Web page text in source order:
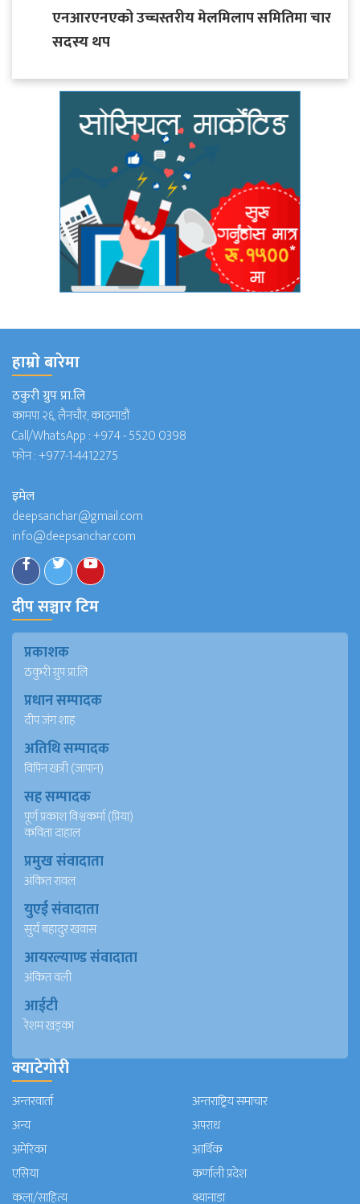
एनआरएनएको उच्चस्तरीय मेलमिलाप समितिमा चार
सदस्य थप
हाम्राे बारेमा
ठकुरी ग्रुप प्रा.लि
कामपा २६, लैनचौर, काठमाडौं
Call/WhatsApp :+974 - 5520 0398
फोन :+977-1-4412275
इमेल
deepsanchar@gmail.com
info@deepsanchar.com
दीप सञ्चार टिम
प्रकाशक
ठकुरी ग्रुप प्रा.लि
प्रधान सम्पादक
दीप जंग शाह
अतिथि सम्पादक
विपिन खत्री (जापान)
सह सम्पादक
पूर्ण प्रकाश विश्वकर्मा (प्रिया)
कविता दाहाल
प्रमुख संवादाता
अंकित रावल
युएई संवादाता
सुर्य बहादुर खवास
आयरल्याण्ड संवादाता
अंकित वली
आईटी
रेशम खड्का
क्याटेगोरी
अन्तरवार्ता
अन्तराष्ट्रिय समाचार
अन्य
अपराध
अमेरिका
आर्थिक
एसिया
कर्णाली प्रदेश
कला/साहित्य
क्यानाडा